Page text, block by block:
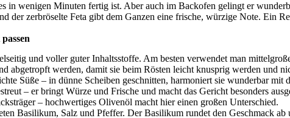
in wenigen Minuten fertig ist. Aber auch im Backofen gelingt er
der zerbröselte Feta gibt dem Ganzen eine frische, würzige Note. Ein
und voller guter Inhaltsstoffe. Am besten verwendet man
abgetropft werden, damit sie beim Rösten leicht knusprig werden und
Süße – in dünne Scheiben geschnitten, harmoniert sie wunderbar mit
– er bringt Würze und Frische und macht das Gericht besonders
– hochwertiges Olivenöl macht hier einen großen Unterschied.
Basilikum, Salz und Pfeffer. Der Basilikum rundet den Geschmack ab